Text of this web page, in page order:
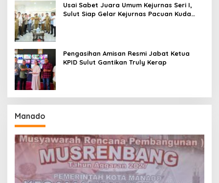
Usai Sabet Juara Umum Kejurnas Seri I,
Sulut Siap Gelar Kejurnas Pacuan Kuda
Pengasihan Amisan Resmi Jabat Ketua
KPID Sulut Gantikan Truly Kerap
Manado